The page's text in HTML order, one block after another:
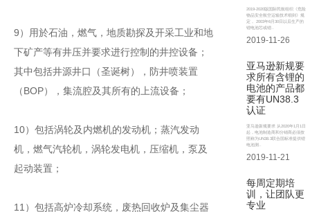
9）用於石油，燃气，地质勘探及开采工业和地
下矿产等有井压并要求进行控制的井控设备；
其中包括井源井口（圣诞树），防井喷装置
（BOP），集流腔及其所有的上流设备；
10）包括涡轮及内燃机的发动机；蒸汽发动
机，燃气汽轮机，涡轮发电机，压缩机，泵及
起动装置；
11）包括高炉冷却系统，废热回收炉及集尘器
2019-2020版国际民航组织《危险
物品安全航空运输技术细则》规
定， 2003年6月30日以后生产的
锂电池芯或锂..
2019-11-26
亚马逊新规要
求所有含锂的
电池的产品都
要有UN38.3
认证
亚马逊新规要求 从2020年1月1日
起，电池制造商和分销商必须按
照称为UN38.3联合国标准提供锂
电池测..
2019-11-21
每周定期培
训，让团队更
专业